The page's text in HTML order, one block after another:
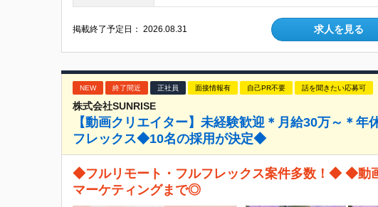
掲載終了予定日：2026.08.31 求人を見る
NEW 終了間近 正社員 面接情報有 自己PR不要 話を聞きたい応募可
株式会社SUNRISE
【動画クリエイター】未経験歓迎＊月給30万～＊
フレックス◆10名の採用が決定◆
◆フルリモート・フルフレックス案件多数！◆ ◆動
マーケティングまで◎